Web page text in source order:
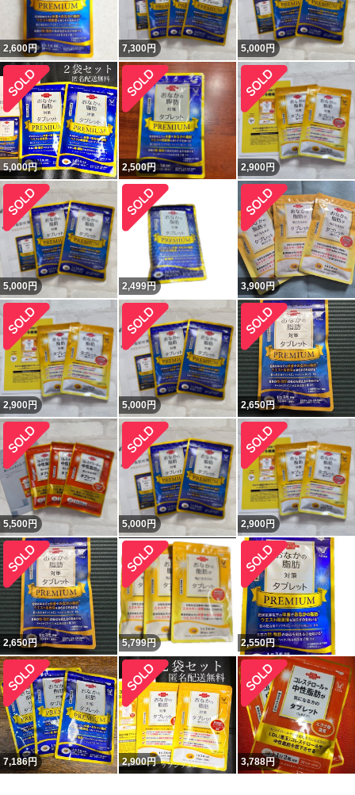
2,600円 7,300円 5,000円
5,000円 2,500円 2,900円
5,000円 2,499円 3,900円
2,900円 5,000円 2,650円
5,500円 5,000円 2,900円
2,650円 5,799円 2,550円
7,186円 2,900円 3,788円